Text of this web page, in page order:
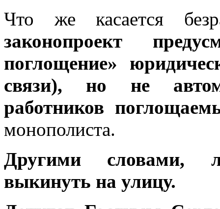
Что же касается
законопроект
поглощение»
связи), но не
работников
монополиста.
Другими словами,
выкинуть на улицу.